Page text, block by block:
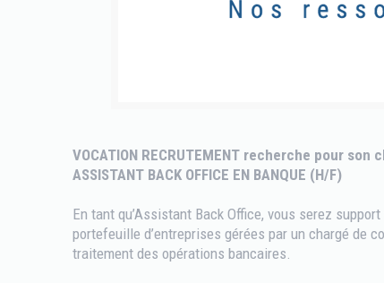
VOCATION RECRUTEMENT recherche pour son
ASSISTANT BACK OFFICE EN BANQUE (H/F)
En tant qu’Assistant Back Office, vous serez
portefeuille d’entreprises gérées par un chargé de
traitement des opérations bancaires.